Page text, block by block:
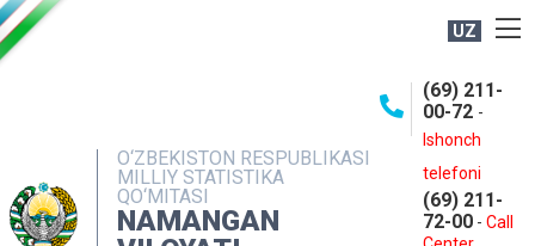
UZ
O‘ZBEKISTON RESPUBLIKASI
MILLIY STATISTIKA
QO‘MITASI
NAMANGAN
(69) 211-
00-72 -
Ishonch
telefoni
(69) 211-
72-00 - Call
NASHRLAR
INTERAKTIV XIZMATLAR